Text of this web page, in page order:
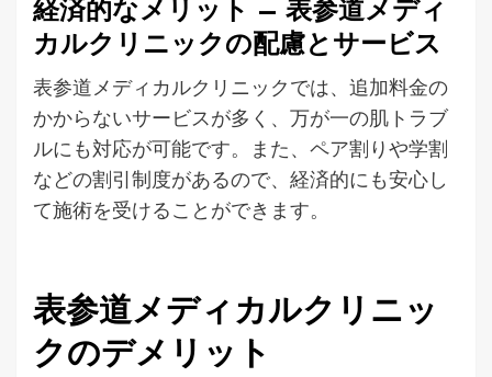
経済的なメリット – 表参道メディ
カルクリニックの配慮とサービス
表参道メディカルクリニックでは、追加料金の
かからないサービスが多く、万が一の肌トラブ
ルにも対応が可能です。また、ペア割りや学割
などの割引制度があるので、経済的にも安心し
て施術を受けることができます。
表参道メディカルクリニッ
クのデメリット